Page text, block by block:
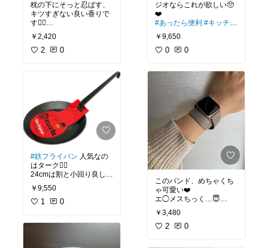
枕の下にそっと忍ばす、
キツすぎない良い香りで
す🙆‍♀️
安いラベンダーオイルの
匂いは結構苦手…
#オリジ
#アロマ #睡眠
￥2,420
2 0
#鉄フライパン 人気なの
はターク🙆‍♀️
24cmは割と小回り良し
#キッチンの相棒
￥9,550
1 0
ジオならこれが欲しい🥺
#あったら便利 #キッチン
グッズ
￥9,650
0 0
このバンド、めちゃくち
ゃ可愛い❤️
エ◯メスちっく…😇
高見えするのでなお🙆‍♀️❤️
スポーツバンドに飽きた
ので…購入！
￥3,480
2 0